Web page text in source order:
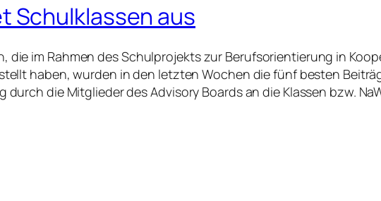
Schulklassen aus
die im Rahmen des Schulprojekts zur Berufsorientierung in
haben, wurden in den letzten Wochen die fünf besten
die Mitglieder des Advisory Boards an die Klassen bzw.